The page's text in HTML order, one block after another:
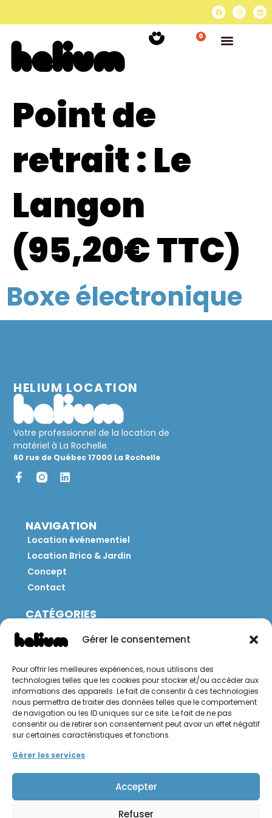
Gérer le consentement
Pour offrir les meilleures expériences, nous utilisons des
technologies telles que les cookies pour stocker et/ou accéder aux
informations des appareils. Le fait de consentir à ces technologies
nous permettra de traiter des données telles que le comportement
de navigation ou les ID uniques sur ce site. Le fait de ne pas
consentir ou de retirer son consentement peut avoir un effet négatif
sur certaines caractéristiques et fonctions.
Gérer les services
Accepter
Refuser
0
Point de
retrait :Le
Langon
(95,20€ TTC)
Boxe électronique
HELIUM LOCATION
Votre professionnel de la location de
matériel à La Rochelle.
60 rue de Québec 17000 La Rochelle
NAVIGATION
Location événementiel
Location Brico & Jardin
Concept
Contact
CATÉGORIES
Mobilier
Brico
Jardin
CONTACT